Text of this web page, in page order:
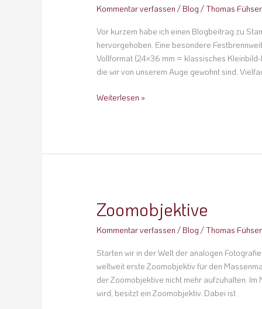
Kommentar verfassen / Blog /Thomas Fühser
Vor kurzem habe ich einen Blogbeitrag zu
hervorgehoben. Eine besondere
Vollformat (24×36 mm = klassisches
die wir von unserem Auge gewohnt sind.
Weiterlesen »
Zoomobjektive
Kommentar verfassen / Blog/Thomas Fühser
Starten wir in der Welt der analogen
weltweit erste Zoomobjektiv für den
der Zoomobjektive nicht mehr aufzuhalten.
wird, besitzt ein Zoomobjektiv. Dabei ist
Zoomobjektive